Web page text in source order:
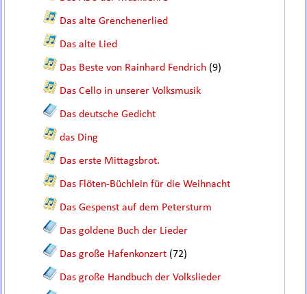
Das alte Grenchenerlied
Das alte Lied
Das Beste von Rainhard Fendrich (9)
Das Cello in unserer Volksmusik
Das deutsche Gedicht
das Ding
Das erste Mittagsbrot.
Das Flöten-Büchlein für die Weihnacht
Das Gespenst auf dem Petersturm
Das goldene Buch der Lieder
Das große Hafenkonzert (72)
Das große Handbuch der Volkslieder